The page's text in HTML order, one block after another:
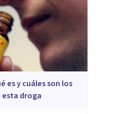
es y cuáles son los
droga